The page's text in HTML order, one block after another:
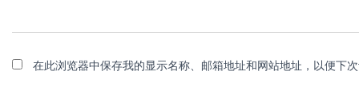
在此浏览器中保存我的显示名称、邮箱地址和网站地址，以便下